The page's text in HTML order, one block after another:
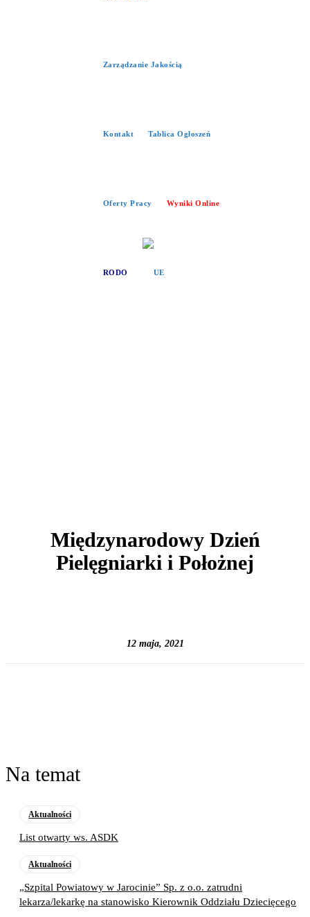
Zarządzanie Jakością
Kontakt Tablica Ogłoszeń
Oferty Pracy Wyniki Online
RODO
Międzynarodowy Dzień
Pielęgniarki i Położnej
12 maja, 2021
Na temat
Aktualności
List otwarty ws. ASDK
Aktualności
„Szpital Powiatowy w Jarocinie” Sp. z o.o. zatrudni
lekarza/lekarkę na stanowisko Kierownik Oddziału Dziecięcego